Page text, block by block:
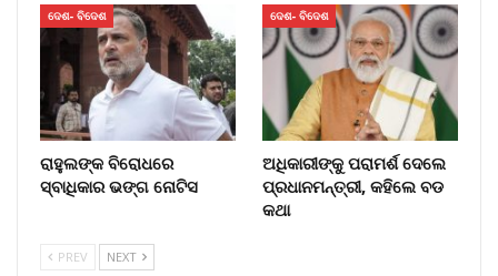
ଦେଶ- ବିଦେଶ
ରାହୁଲଙ୍କ ବିରୋଧରେ
ସ୍ବାଧିକାର ଭଙ୍ଗ ନୋଟିସ
ଦେଶ- ବିଦେଶ
ଅଧିକାରୀଙ୍କୁ ପରାମର୍ଶ ଦେଲେ
ପ୍ରଧାନମନ୍ତ୍ରୀ, କହିଲେ ବଡ
କଥା
PREV NEXT